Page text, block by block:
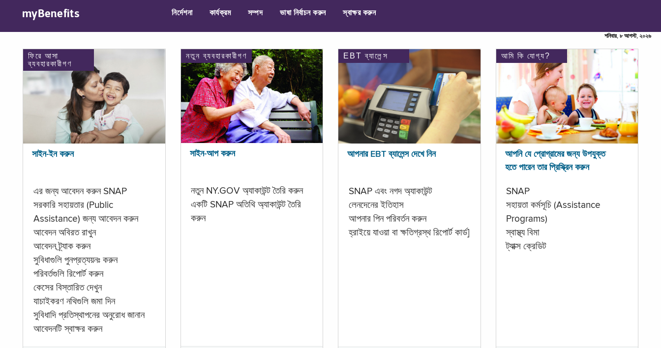
myBenefits নির্দেশনা কার্যক্রম সম্পদ ভাষা নির্বাচন করুন স্বাক্ষর করুন
শনিবার, ৮ আগস্ট, ২০২৬
ফিরে আসা
ব্যবহারকারীগণ
সাইন-ইন করুন
এর জন্য আবেদন করুন SNAP
সরকারি সহায়তার (Public
Assistance) জন্য আবেদন করুন
আবেদন অবিরত রাখুন
আবেদন ট্র্যাক করুন
সুবিধাগুলি পুনপ্রত্যয়নঃ করুন
পরিবর্তগুলি রিপোর্ট করুন
কেসের বিস্তারিত দেখুন
যাচাইকরণ নথিগুলি জমা দিন
সুবিধাদি প্রতিস্থাপনের অনুরোধ জানান
আবেদনটি স্বাক্ষর করুন
নতুন ব্যবহারকারীগণ
সাইন-আপ করুন
নতুন NY.GOV অ্যাকাউন্ট তৈরি করুন
একটি SNAP অতিথি অ্যাকাউন্ট তৈরি
করুন
EBT ব্যালেন্স
আপনার EBT ব্যালেন্স দেখে নিন
SNAP এবং নগদ অ্যাকাউন্ট
লেনদেনের ইতিহাস
আপনার পিন পরিবর্তন করুন
হ্রাইয়ে যাওয়া বা ক্ষতিগ্রস্থ রিপোর্ট কার্ড]
আমি কি যোগ্য?
আপনি যে প্রোগ্রামের জন্য উপযুক্ত
হতে পারেন তার প্রিস্ক্রিন করুন
SNAP
সহায়তা কর্মসূচি (Assistance
Programs)
স্বাস্থ্য বিমা
ট্যাক্স ক্রেডিট